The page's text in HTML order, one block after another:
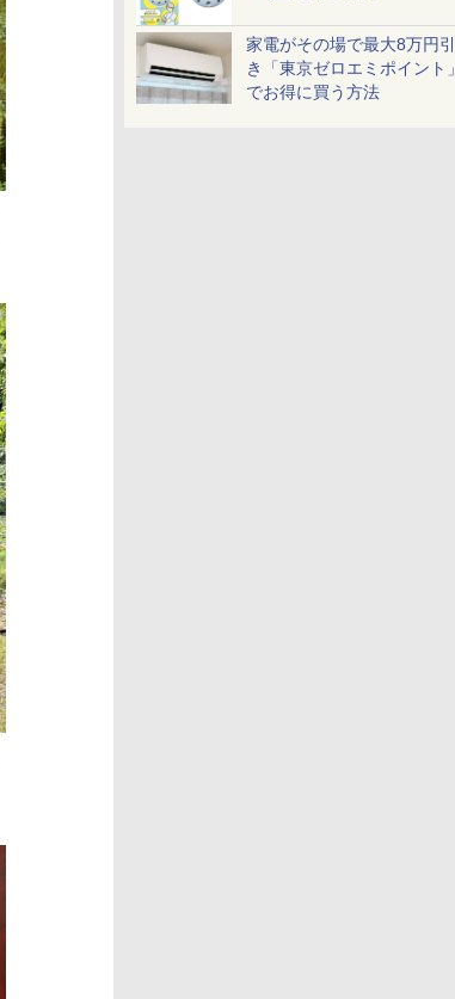
家電がその場で最大8万円引
き「東京ゼロエミポイント」
でお得に買う方法